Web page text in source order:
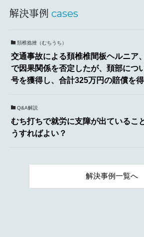
解決事例 cases
頚椎捻挫（むちうち）
交通事故による頚椎椎間板ヘルニア
で因果関係を否定したが、頚部につ
号を獲得し、合計325万円の賠償を
Q&A解説
むち打ちで就労に支障が出ているこ
うすればよい？
解決事例一覧へ